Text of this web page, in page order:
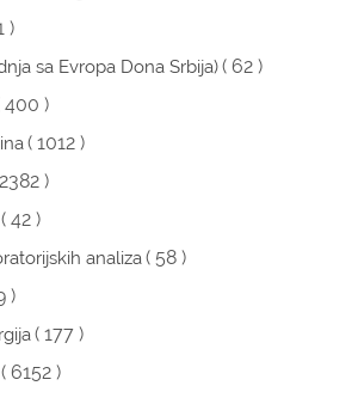
)
sa Evropa Dona Srbija)( 62 )
400 )
( 1012 )
)
( 42 )
analiza( 58 )
)
( 177 )
( 6152 )